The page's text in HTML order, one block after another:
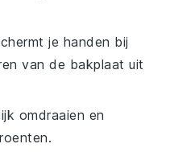
je handen bij
van de bakplaat uit
omdraaien en